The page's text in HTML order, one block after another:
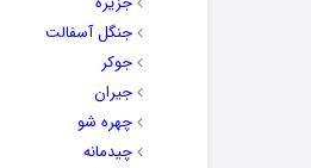
جنگل آسفالت
جوکر
جیران
چهره شو
چیدمانه